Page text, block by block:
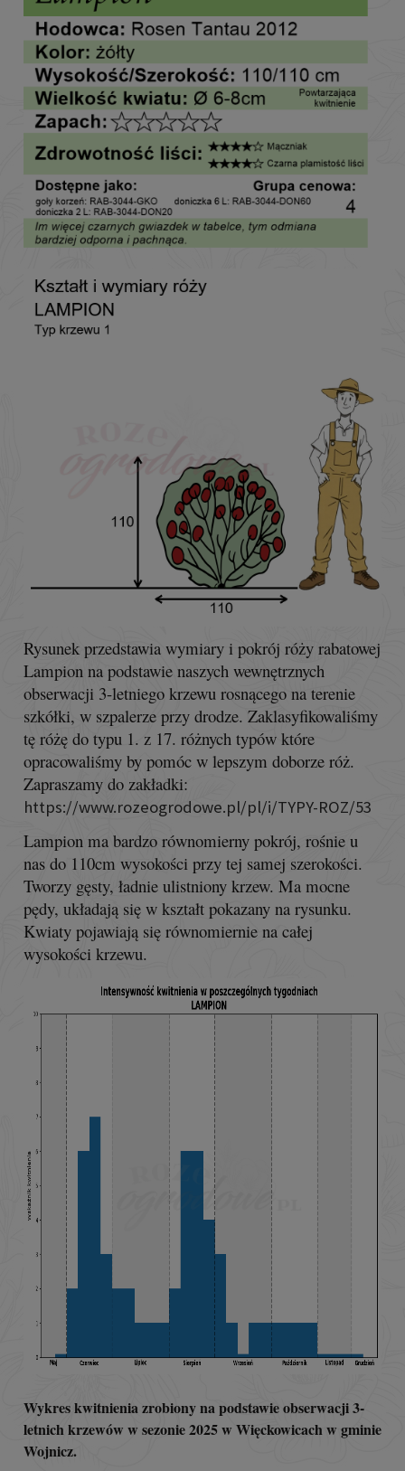
Rysunek przedstawia wymiary i pokrój róży rabatowej
Lampion na podstawie naszych wewnętrznych
obserwacji 3-letniego krzewu rosnącego na terenie
szkółki, w szpalerze przy drodze. Zaklasyfikowaliśmy
tę różę do typu 1. z 17. różnych typów które
opracowaliśmy by pomóc w lepszym doborze róż.
Zapraszamy do zakładki:
https://www.rozeogrodowe.pl/pl/i/TYPY-ROZ/53
Lampion ma bardzo równomierny pokrój, rośnie u
nas do 110cm wysokości przy tej samej szerokości.
Tworzy gęsty, ładnie ulistniony krzew. Ma mocne
pędy, układają się w kształt pokazany na rysunku.
Kwiaty pojawiają się równomiernie na całej
wysokości krzewu.
Wykres kwitnienia zrobiony na podstawie obserwacji 3-
letnich krzewów w sezonie 2025 w Więckowicach w gminie
Wojnicz.